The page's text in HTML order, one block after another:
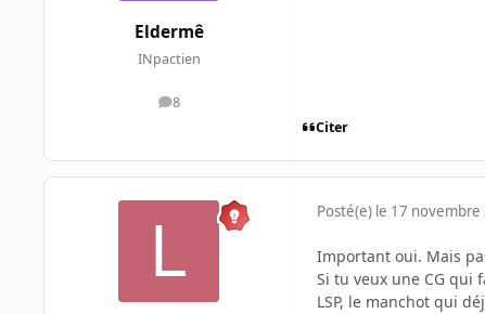
Eldermê
INpactien
8
messages
Citer
Posté(e) le 17 novembre
Important oui. Mais
Si tu veux une CG qui
LSP, le manchot qui